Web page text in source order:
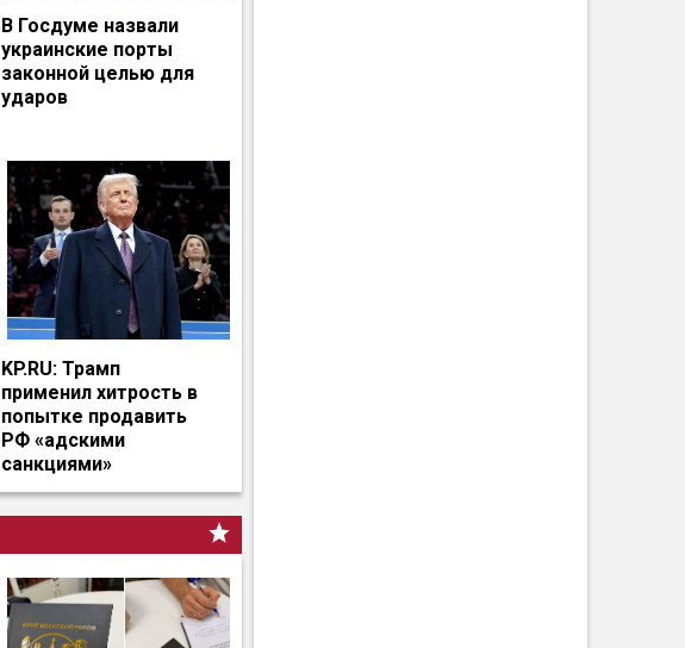
В Госдуме назвали
украинские порты
законной целью для
ударов
KP.RU: Трамп
применил хитрость в
попытке продавить
РФ «адскими
санкциями»